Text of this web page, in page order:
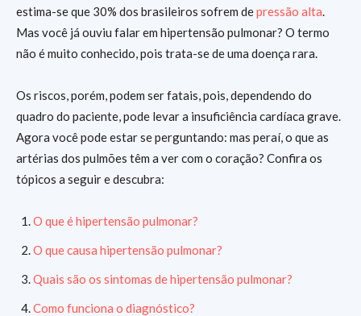
estima-se que 30% dos brasileiros sofrem depressão alta.
Mas você já ouviu falar em hipertensão pulmonar? O termo
não é muito conhecido, pois trata-se de uma doença rara.
Os riscos, porém, podem ser fatais, pois, dependendo do
quadro do paciente, pode levar a insuficiência cardíaca grave.
Agora você pode estar se perguntando: mas peraí, o que as
artérias dos pulmões têm a ver com o coração? Confira os
tópicos a seguir e descubra:
O que é hipertensão pulmonar?
O que causa hipertensão pulmonar?
Quais são os sintomas de hipertensão pulmonar?
Como funciona o diagnóstico?